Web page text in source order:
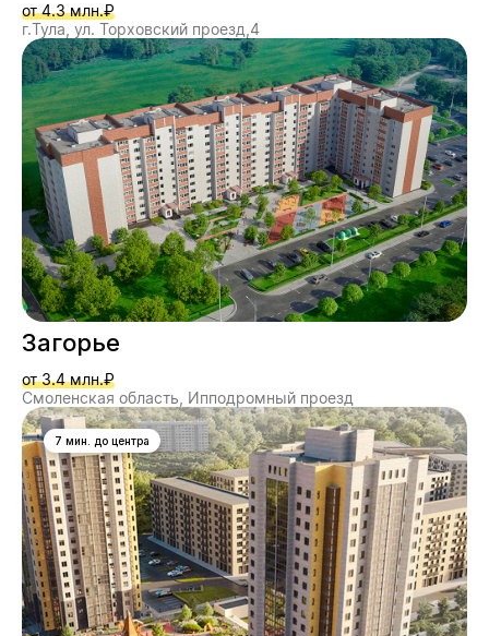
от 4.3 млн.₽
г.Тула, ул. Торховский проезд,4
Загорье
от 3.4 млн.₽
Смоленская область, Ипподромный проезд
7 мин. до центра